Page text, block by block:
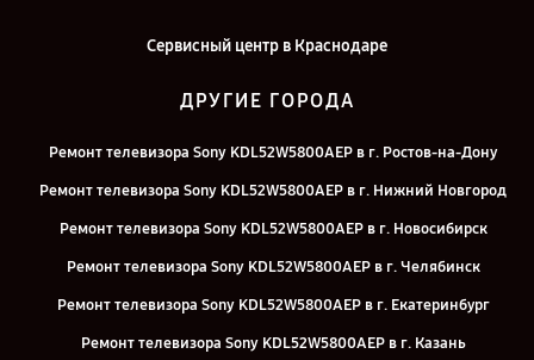
Сервисный центр в Краснодаре
ДРУГИЕ ГОРОДА
Ремонт телевизора Sony KDL52W5800AEP в г. Ростов-на-Дону
Ремонт телевизора Sony KDL52W5800AEP в г. Нижний Новгород
Ремонт телевизора Sony KDL52W5800AEP в г. Новосибирск
Ремонт телевизора Sony KDL52W5800AEP в г. Челябинск
Ремонт телевизора Sony KDL52W5800AEP в г. Екатеринбург
Ремонт телевизора Sony KDL52W5800AEP в г. Казань